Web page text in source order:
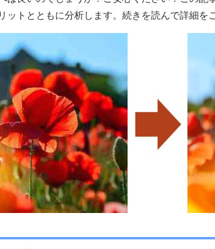
ットとともに分析します。続きを読んで詳細を